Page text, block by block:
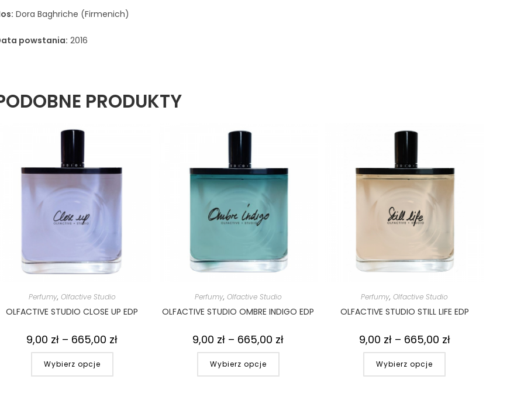
Dora Baghriche (Firmenich)
powstania: 2016
PRODUKTY
Perfumy, Olfactive Studio
OLFACTIVE STUDIO CLOSE UP EDP
9,00 zł – 665,00 zł
Wybierz opcje
Perfumy, Olfactive Studio
OLFACTIVE STUDIO OMBRE INDIGO EDP
9,00 zł – 665,00 zł
Wybierz opcje
Perfumy,Olfactive Studio
OLFACTIVE STUDIO STILL LIFE EDP
9,00 zł – 665,00 zł
Wybierz opcje